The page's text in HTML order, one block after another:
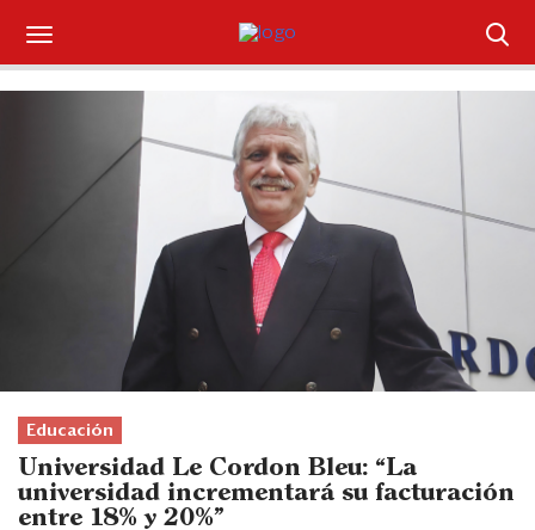
Suscríbase
Iniciar sesión
Portada
¿Qué está pasando?
Sectores y Empresas
Management
Economía y Finanzas
Legal y Política
Educación
Universidad Le Cordon Bleu: “La
universidad incrementará su facturación
entre 18% y 20%"